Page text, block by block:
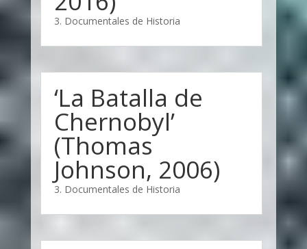
3. Documentales de Historia
‘La Batalla de
Chernobyl’
(Thomas
Johnson, 2006)
3. Documentales de Historia